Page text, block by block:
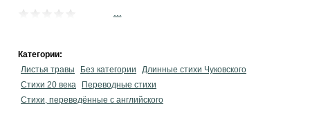
Категории:
Листья травы
Без категории
Длинные стихи Чуковского
Стихи 20 века
Переводные стихи
Стихи, переведённые с английского